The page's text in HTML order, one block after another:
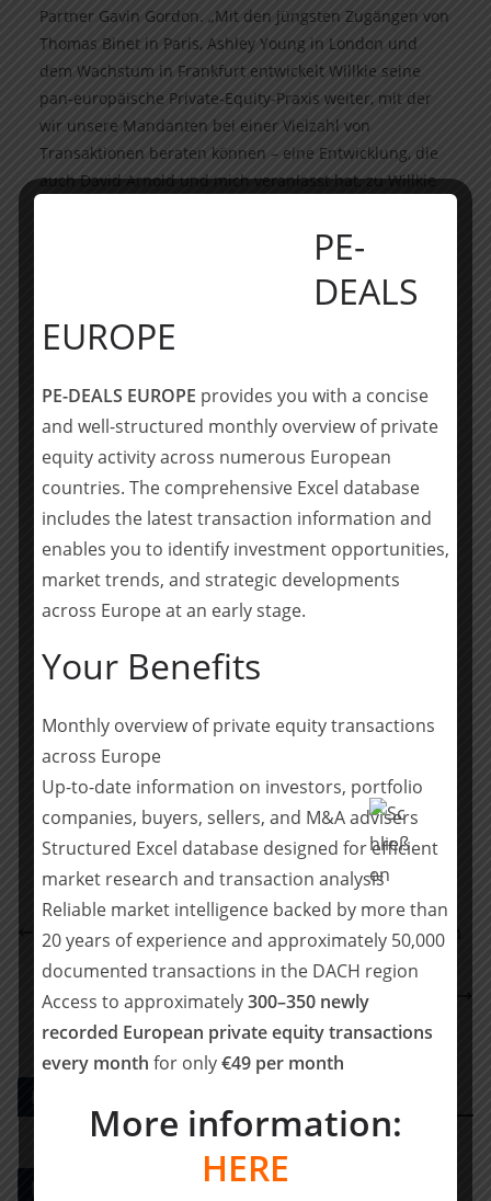
Partner Gavin Gordon. „Mit den jüngsten Zugängen von
Thomas Binet in Paris, Ashley Young in London und
dem Wachstum in Frankfurt entwickelt Willkie seine
pan-europäische Private-Equity-Praxis weiter, mit der
wir unsere Mandanten bei einer Vielzahl von
Transaktionen beraten können – eine Entwicklung, die
auch David Arnold und mich veranlasst hat, zu Willkie
„Wir setzen den Wachstumskurs auch in unserem
Kernbereich fort“, freut sich Dr. Maximilian Schwab,
im Bereich Private Equity fügt hinzu: „Wir bieten
jetzt eine noch größere Bandbreite an Erfahrung und
Beratungskapazität für deren wichtigste und
komplizierteste Transaktionen.“
Komplexe Transaktionen sind eine ausgewiesene
Stärke von Willkie. In der jüngeren Vergangenheit hat
Willkie beispielsweise GoldenTree beim Einstieg bei
HSH Nordbank beraten, CVC beim Kauf von Bosch
Packaging (jetzt Syntegon) und war beim
Daneben ist die Kanzlei seit jeher ständiger Berater
und PAI.
Teilen mit:
Teilen
Bridgepoint to sell Rovensa in €1 billion transaction
Ashurst berät Hauck & Aufhäuser Global
Investment Management und SITUS Deutschland
bei Refinanzierung der proFagus GmbH
PE DEALS EUROPE
M&A-Beratungshaus
PE-
DEALS
EUROPE
PE-DEALS EUROPE provides you with a concise
and well-structured monthly overview of private
equity activity across numerous European
countries. The comprehensive Excel database
includes the latest transaction information and
enables you to identify investment opportunities,
market trends, and strategic developments
across Europe at an early stage.
Your Benefits
Monthly overview of private equity transactions
across Europe
Up-to-date information on investors, portfolio
companies, buyers, sellers, and M&A advisers
Structured Excel database designed for efficient
market research and transaction analysis
Reliable market intelligence backed by more than
20 years of experience and approximately 50,000
documented transactions in the DACH region
Access to approximately300–350 newly
recorded European private equity transactions
every month for only€49 per month
More information:
HERE